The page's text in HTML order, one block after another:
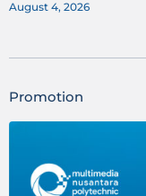
August 4, 2026
Promotion